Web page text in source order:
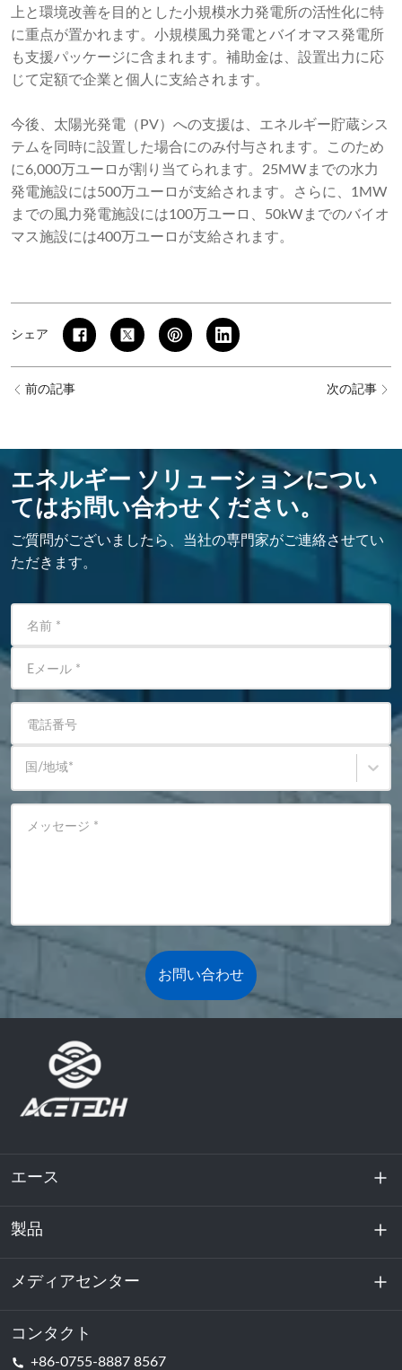
上と環境改善を目的とした小規模水力発電所の活性化に特
に重点が置かれます。小規模風力発電とバイオマス発電所
も支援パッケージに含まれます。補助金は、設置出力に応
じて定額で企業と個人に支給されます。
今後、太陽光発電（PV）への支援は、エネルギー貯蔵シス
テムを同時に設置した場合にのみ付与されます。このため
に6,000万ユーロが割り当てられます。25MWまでの水力
発電施設には500万ユーロが支給されます。さらに、1MW
までの風力発電施設には100万ユーロ、50kWまでのバイオ
マス施設には400万ユーロが支給されます。
シェア
前の記事 次の記事
エネルギー ソリューションについ
てはお問い合わせください。
ご質問がございましたら、当社の専門家がご連絡させてい
ただきます。
名前 *
Eメール *
電話番号
国/地域*
メッセージ *
お問い合わせ
エース
私たちに関しては
持続可能性
製品
エネルギー貯蔵
データセンターおよびサーバー室
メディアセンター
ニュース
コンタクト
+86-0755-8887 8567